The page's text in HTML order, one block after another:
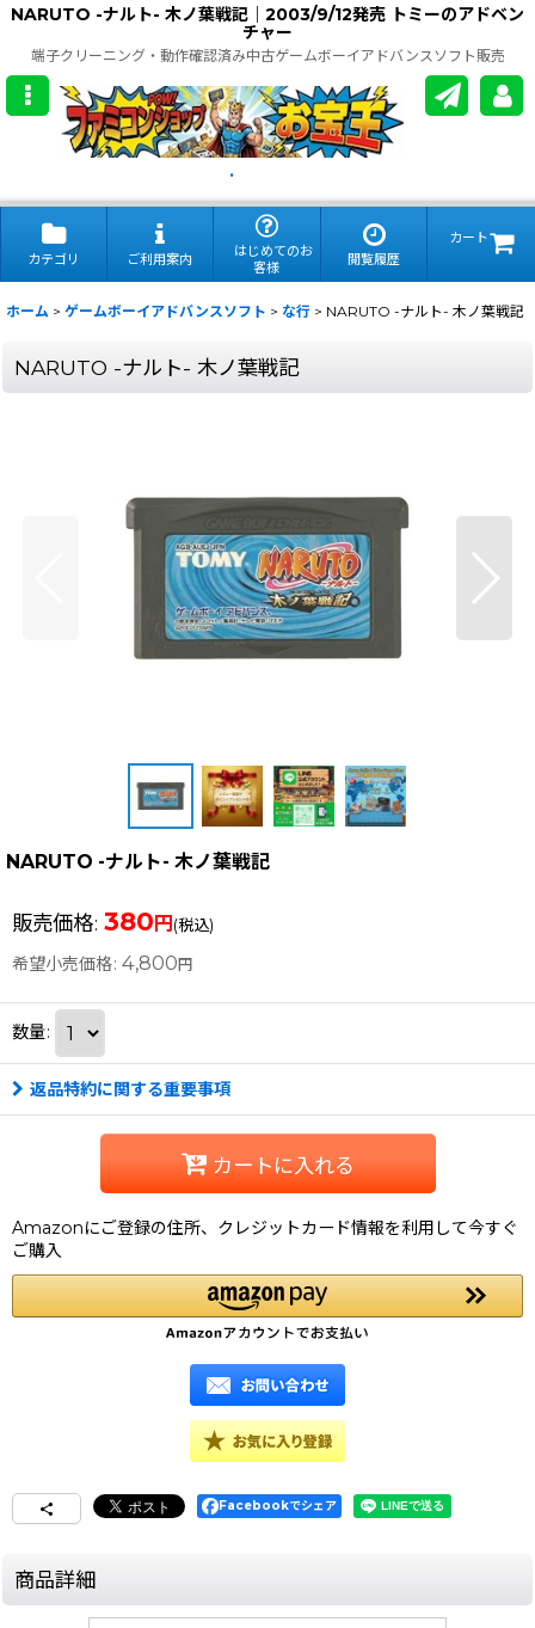
NARUTO -ナルト- 木ノ葉戦記｜2003/9/12発売 トミーのアドベン
チャー
端子クリーニング・動作確認済み中古ゲームボーイアドバンスソフト販売
.
カテゴリ ご利用案内
はじめてのお
客様
閲覧履歴
カート
ホーム > ゲームボーイアドバンスソフト > な行 > NARUTO -ナルト- 木ノ葉戦記
NARUTO -ナルト- 木ノ葉戦記
NARUTO -ナルト- 木ノ葉戦記
販売価格: 380 円 (税込)
希望小売価格: 4,800 円
数量:
返品特約に関する重要事項
カートに入れる
Amazonにご登録の住所、クレジットカード情報を利用して今すぐ
ご購入
Facebookでシェア
商品詳細